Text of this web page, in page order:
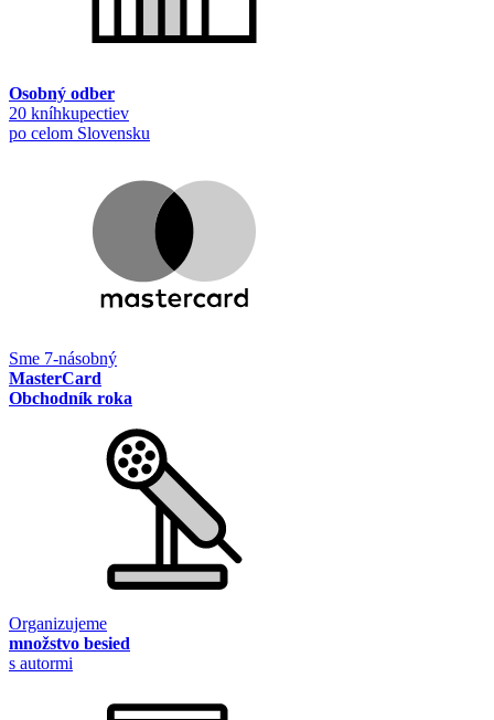
Osobný odber
20 kníhkupectiev
po celom Slovensku
Sme 7-násobný
MasterCard
Obchodník roka
Organizujeme
množstvo besied
s autormi